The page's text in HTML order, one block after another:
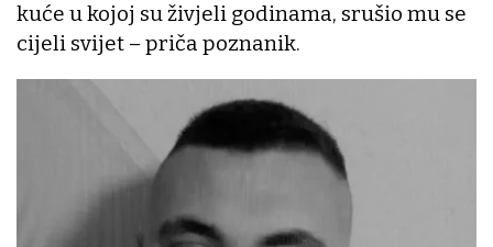
kuće u kojoj su živjeli godinama, srušio mu se
cijeli svijet – priča poznanik.